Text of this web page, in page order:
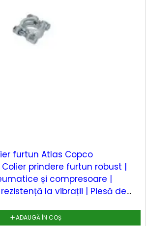
furtun Atlas Copco
prindere furtun robust |
și compresoare |
la vibrații | Piesă de
ADAUGĂ ÎN COȘ